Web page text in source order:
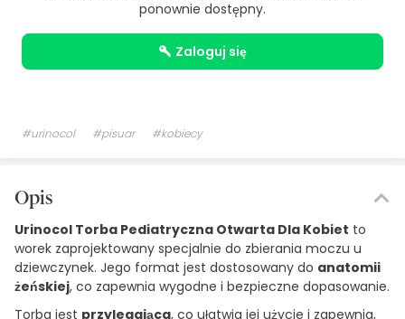
ponownie dostępny.
zaloguj się
#urinocol #pisuar #kobiecy
Opis
Urinocol Torba Pediatryczna Otwarta Dla Kobiet to
worek zaprojektowany specjalnie do zbierania moczu u
dziewczynek. Jego format jest dostosowany do anatomii
żeńskiej, co zapewnia wygodne i bezpieczne dopasowanie.
Torba jest przylegająca, co ułatwia jej użycie i zapewnia,